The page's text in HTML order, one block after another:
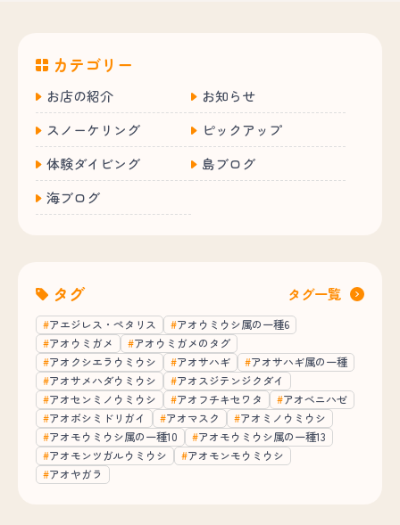
カテゴリー
お店の紹介
お知らせ
スノーケリング
ピックアップ
体験ダイビング
島ブログ
海ブログ
タグ タグ一覧
アエジレス・ペタリス
アオウミウシ属の一種6
アオウミガメ
アオウミガメのタグ
アオクシエラウミウシ
アオサハギ
アオサハギ属の一種
アオサメハダウミウシ
アオスジテンジクダイ
アオセンミノウミウシ
アオフチキセワタ
アオベニハゼ
アオボシミドリガイ
アオマスク
アオミノウミウシ
アオモウミウシ属の一種10
アオモウミウシ属の一種13
アオモンツガルウミウシ
アオモンモウミウシ
アオヤガラ